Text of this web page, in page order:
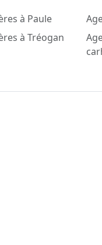
à Paule
à Tréogan